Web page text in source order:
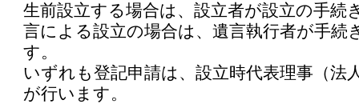
生前設立する場合は、設立者が設立の手続
言による設立の場合は、遺言執行者が手続
す。
いずれも登記申請は、設立時代表理事（法
が行います。